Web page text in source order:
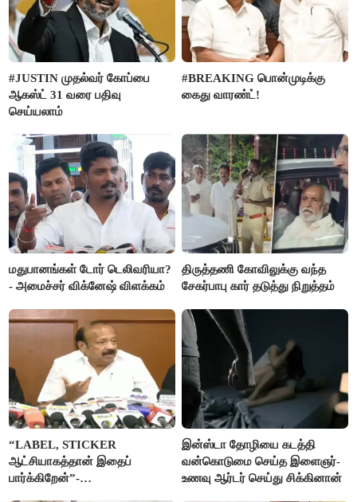
#JUSTIN முதல்வர் கோப்பை
ஆகஸ்ட் 31 வரை பதிவு
செய்யலாம்
#BREAKING பொன்முடிக்கு
கைது வாரண்ட்!
மதுபானங்கள் டோர் டெலிவரியா?
- அமைச்சர் விக்னேஷ் விளக்கம்
திருத்தணி கோவிலுக்கு வந்த
சேகர்பாபு கார் தடுத்து நிறுத்தம்
“LABEL, STICKER
ஆட்சியாகத்தான் இதைப்
பார்க்கிறேன்”-
இன்ஸ்டா தோழியை கடத்தி
வன்கொடுமை செய்த இளைஞர்-
உணவு ஆர்டர் செய்து சிக்கினான்